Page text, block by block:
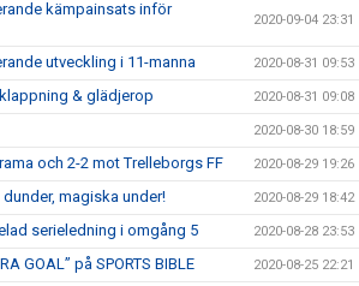
kämpainsats inför
2020-09-04 23:31
utveckling i 11-manna 2020-08-31 09:53
& glädjerop 2020-08-31 09:08
2020-08-30 18:59
och 2-2 mot Trelleborgs FF 2020-08-29 19:26
dunder, magiska under! 2020-08-29 18:42
serieledning i omgång 5 2020-08-28 23:53
GOAL” på SPORTS BIBLE 2020-08-25 22:21